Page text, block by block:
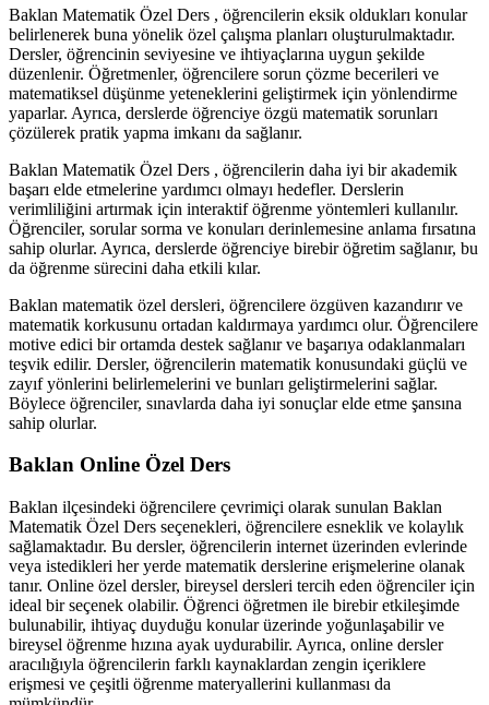
Baklan Matematik Özel Ders , öğrencilerin eksik oldukları konular
belirlenerek buna yönelik özel çalışma planları oluşturulmaktadır.
Dersler, öğrencinin seviyesine ve ihtiyaçlarına uygun şekilde
düzenlenir. Öğretmenler, öğrencilere sorun çözme becerileri ve
matematiksel düşünme yeteneklerini geliştirmek için yönlendirme
yaparlar. Ayrıca, derslerde öğrenciye özgü matematik sorunları
çözülerek pratik yapma imkanı da sağlanır.
Baklan Matematik Özel Ders , öğrencilerin daha iyi bir akademik
başarı elde etmelerine yardımcı olmayı hedefler. Derslerin
verimliliğini artırmak için interaktif öğrenme yöntemleri kullanılır.
Öğrenciler, sorular sorma ve konuları derinlemesine anlama fırsatına
sahip olurlar. Ayrıca, derslerde öğrenciye birebir öğretim sağlanır, bu
da öğrenme sürecini daha etkili kılar.
Baklan matematik özel dersleri, öğrencilere özgüven kazandırır ve
matematik korkusunu ortadan kaldırmaya yardımcı olur. Öğrencilere
motive edici bir ortamda destek sağlanır ve başarıya odaklanmaları
teşvik edilir. Dersler, öğrencilerin matematik konusundaki güçlü ve
zayıf yönlerini belirlemelerini ve bunları geliştirmelerini sağlar.
Böylece öğrenciler, sınavlarda daha iyi sonuçlar elde etme şansına
sahip olurlar.
Baklan Online Özel Ders
Baklan ilçesindeki öğrencilere çevrimiçi olarak sunulan Baklan
Matematik Özel Ders seçenekleri, öğrencilere esneklik ve kolaylık
sağlamaktadır. Bu dersler, öğrencilerin internet üzerinden evlerinde
veya istedikleri her yerde matematik derslerine erişmelerine olanak
tanır. Online özel dersler, bireysel dersleri tercih eden öğrenciler için
ideal bir seçenek olabilir. Öğrenci öğretmen ile birebir etkileşimde
bulunabilir, ihtiyaç duyduğu konular üzerinde yoğunlaşabilir ve
bireysel öğrenme hızına ayak uydurabilir. Ayrıca, online dersler
aracılığıyla öğrencilerin farklı kaynaklardan zengin içeriklere
erişmesi ve çeşitli öğrenme materyallerini kullanması da